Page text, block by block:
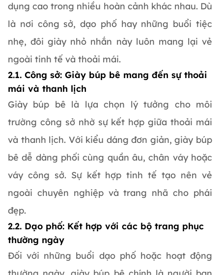
dụng cao trong nhiều hoàn cảnh khác nhau. Dù
là nơi công sở, dạo phố hay những buổi tiệc
nhẹ, đôi giày nhỏ nhắn này luôn mang lại vẻ
ngoài tinh tế và thoải mái.
2.1. Công sở: Giày búp bê mang đến sự thoải
mái và thanh lịch
Giày búp bê là lựa chọn lý tưởng cho môi
trường công sở nhờ sự kết hợp giữa thoải mái
và thanh lịch. Với kiểu dáng đơn giản, giày búp
bê dễ dàng phối cùng quần âu, chân váy hoặc
váy công sở. Sự kết hợp tinh tế tạo nên vẻ
ngoài chuyên nghiệp và trang nhã cho phái
đẹp.
2.2. Dạo phố: Kết hợp với các bộ trang phục
thường ngày
Đối với những buổi dạo phố hoặc hoạt động